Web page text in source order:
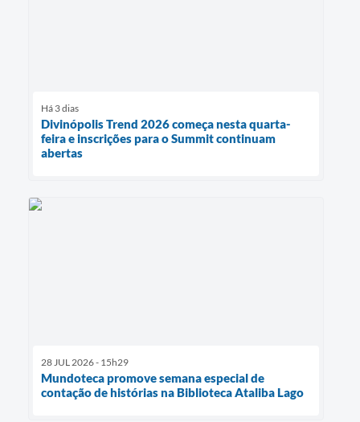
Há 3 dias
Divinópolis Trend 2026 começa nesta quarta-
feira e inscrições para o Summit continuam
abertas
28 JUL 2026 - 15h29
Mundoteca promove semana especial de
contação de histórias na Biblioteca Ataliba Lago